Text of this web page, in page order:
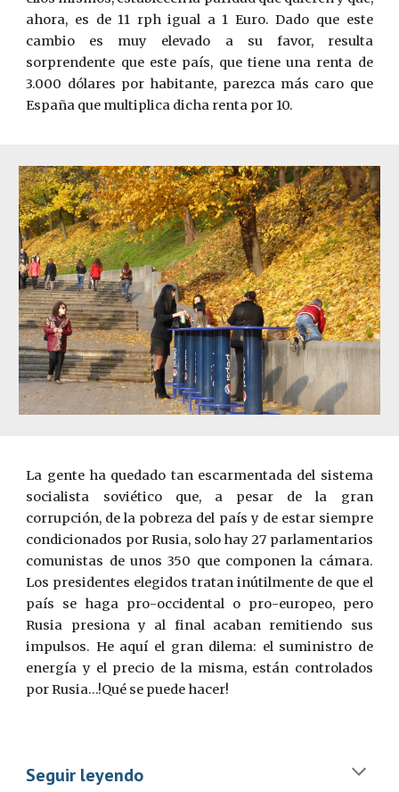
ahora, es de 11 rph igual a 1 Euro. Dado que este
cambio es muy elevado a su favor, resulta
sorprendente que este país, que tiene una renta de
3.000 dólares por habitante, parezca más caro que
España que multiplica dicha renta por 10.
La gente ha quedado tan escarmentada del sistema
socialista soviético que, a pesar de la gran
corrupción, de la pobreza del país y de estar siempre
condicionados por Rusia, solo hay 27 parlamentarios
comunistas de unos 350 que componen la cámara.
Los presidentes elegidos tratan inútilmente de que el
país se haga pro-occidental o pro-europeo, pero
Rusia presiona y al final acaban remitiendo sus
impulsos. He aquí el gran dilema: el suministro de
energía y el precio de la misma, están controlados
por Rusia…!Qué se puede hacer!
Seguir leyendo